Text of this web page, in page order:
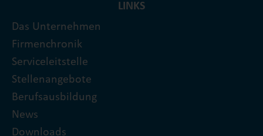
LINKS
Das Unternehmen
Firmenchronik
Serviceleitstelle
Stellenangebote
Berufsausbildung
News
Downloads